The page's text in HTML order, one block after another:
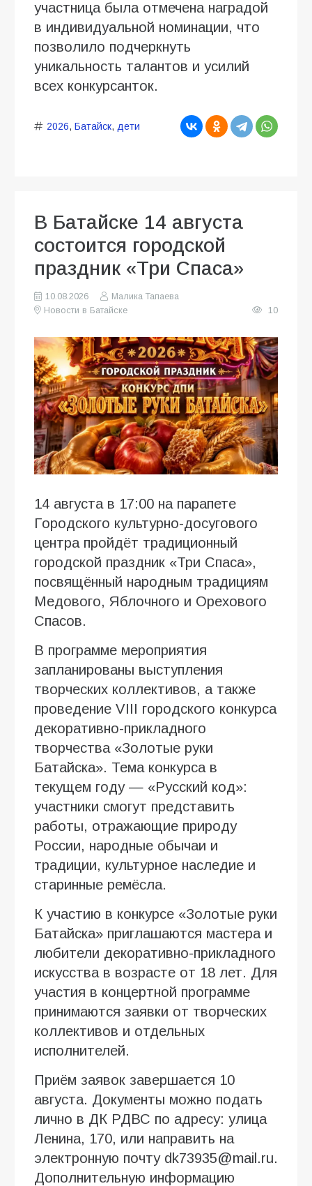
участница была отмечена наградой
в индивидуальной номинации, что
позволило подчеркнуть
уникальность талантов и усилий
всех конкурсанток.
2026, Батайск, дети
В Батайске 14 августа
состоится городской
праздник «Три Спаса»
10.08.2026
Малика Тапаева
Новости в Батайске
10
14 августа в 17:00 на парапете
Городского культурно-досугового
центра пройдёт традиционный
городской праздник «Три Спаса»,
посвящённый народным традициям
Медового, Яблочного и Орехового
Спасов.
В программе мероприятия
запланированы выступления
творческих коллективов, а также
проведение VIII городского конкурса
декоративно-прикладного
творчества «Золотые руки
Батайска». Тема конкурса в
текущем году — «Русский код»:
участники смогут представить
работы, отражающие природу
России, народные обычаи и
традиции, культурное наследие и
старинные ремёсла.
К участию в конкурсе «Золотые руки
Батайска» приглашаются мастера и
любители декоративно-прикладного
искусства в возрасте от 18 лет. Для
участия в концертной программе
принимаются заявки от творческих
коллективов и отдельных
исполнителей.
Приём заявок завершается 10
августа. Документы можно подать
лично в ДК РДВС по адресу: улица
Ленина, 170, или направить на
электронную почту dk73935@mail.ru.
Дополнительную информацию